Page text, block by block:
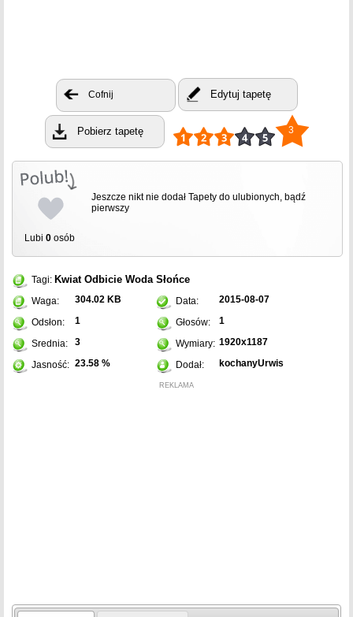
Cofnij Edytuj tapetę
Pobierz tapetę 3
Lubi 0 osób
Jeszcze nikt nie dodał Tapety do ulubionych, bądź
pierwszy
Tagi: Kwiat Odbicie Woda Słońce
Waga: 304.02 KB Data: 2015-08-07
Odsłon: 1 Głosów: 1
Srednia: 3 Wymiary: 1920x1187
Jasność: 23.58 % Dodał: kochanyUrwis
REKLAMA